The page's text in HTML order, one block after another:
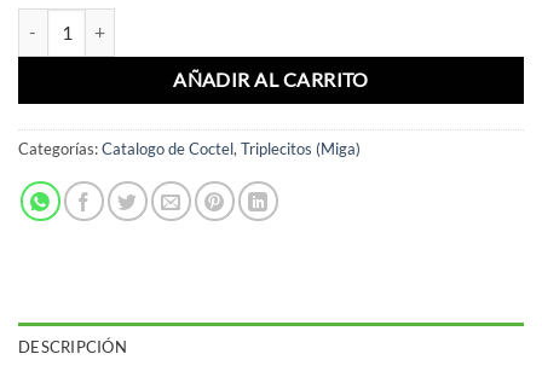
AÑADIR AL CARRITO
Categorías:Catalogo de Coctel, Triplecitos (Miga)
DESCRIPCIÓN